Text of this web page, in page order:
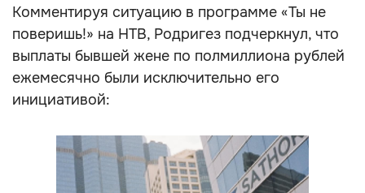
Комментируя ситуацию в программе «Ты не
поверишь!» на НТВ, Родригез подчеркнул, что
выплаты бывшей жене по полмиллиона рублей
ежемесячно были исключительно его
инициативой: